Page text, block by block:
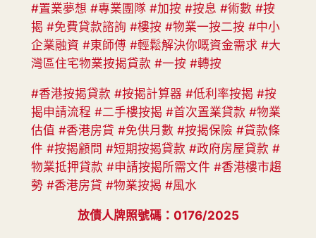
#置業夢想 #專業團隊 #加按 #按息 #術數 #按
揭 #免費貸款諮詢 #樓按 #物業一按二按 #中小
企業融資 #東師傅 #輕鬆解決你嘅資金需求 #大
灣區住宅物業按揭貸款 #一按 #轉按
#香港按揭貸款 #按揭計算器 #低利率按揭 #按
揭申請流程 #二手樓按揭 #首次置業貸款 #物業
估值 #香港房貸 #免供月數 #按揭保險 #貸款條
件 #按揭顧問 #短期按揭貸款 #政府房屋貸款 #
物業抵押貸款 #申請按揭所需文件 #香港樓市趨
勢 #香港房貸 #物業按揭 #風水
放債人牌照號碼：0176/2025